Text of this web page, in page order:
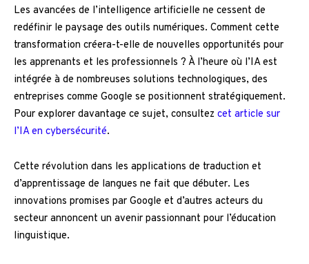
Les avancées de l’intelligence artificielle ne cessent de
redéfinir le paysage des outils numériques. Comment cette
transformation créera-t-elle de nouvelles opportunités pour
les apprenants et les professionnels ? À l’heure où l’IA est
intégrée à de nombreuses solutions technologiques, des
entreprises comme Google se positionnent stratégiquement.
Pour explorer davantage ce sujet, consultez cet article sur
l’IA en cybersécurité.
Cette révolution dans les applications de traduction et
d’apprentissage de langues ne fait que débuter. Les
innovations promises par Google et d’autres acteurs du
secteur annoncent un avenir passionnant pour l’éducation
linguistique.